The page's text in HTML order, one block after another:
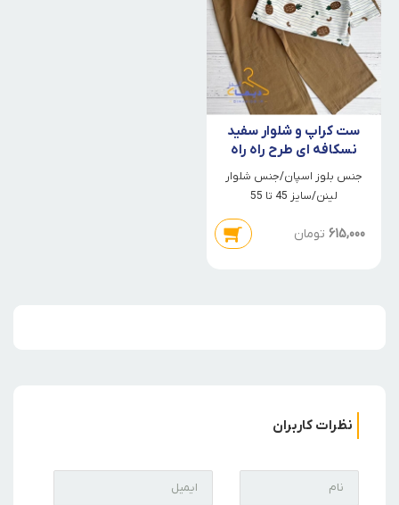
ست کراپ و شلوار سفید
نسکافه ای طرح راه راه
آناناس
جنس بلوز اسپان/جنس شلوار
لینن/سایز 45 تا 55
615,000 تومان
نظرات کاربران